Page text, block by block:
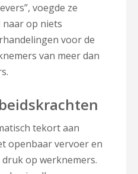
voegde ze
naar op niets
voor de
van meer dan
tekort aan
openbaar vervoer en
op werknemers.